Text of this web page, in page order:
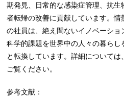
期発見、日常的な感染症管理、抗
者転帰の改善に貢献しています。
の社員は、絶え間ないイノベーショ
科学的課題を世界中の人々の暮ら
と転換しています。詳細については、
ご覧ください。
参考文献：